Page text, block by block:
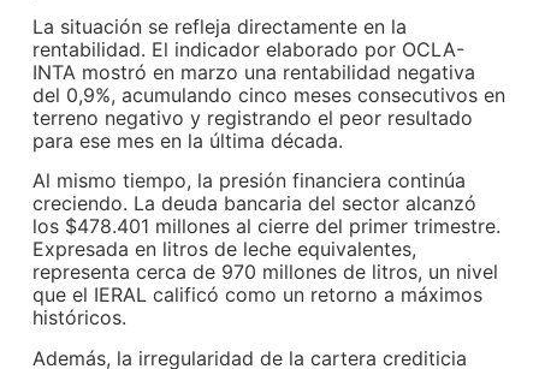
La situación se refleja directamente en la
rentabilidad. El indicador elaborado por OCLA-
INTA mostró en marzo una rentabilidad negativa
del 0,9%, acumulando cinco meses consecutivos en
terreno negativo y registrando el peor resultado
para ese mes en la última década.
Al mismo tiempo, la presión financiera continúa
creciendo. La deuda bancaria del sector alcanzó
los $478.401 millones al cierre del primer trimestre.
Expresada en litros de leche equivalentes,
representa cerca de 970 millones de litros, un nivel
que el IERAL calificó como un retorno a máximos
históricos.
Además, la irregularidad de la cartera crediticia